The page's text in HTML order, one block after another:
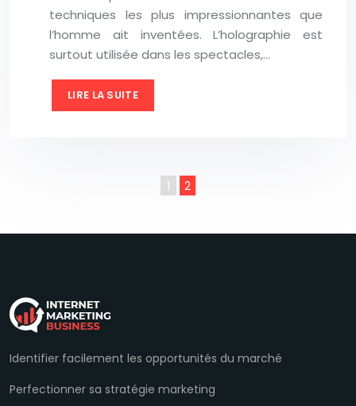
techniques les plus impressionnantes que
l’homme ait inventées. L’holographie est
surtout utilisée dans les spectacles,…
LIRE LA SUITE
1 2
Identifier facilement les opportunités du marché
Perfectionner sa stratégie marketing